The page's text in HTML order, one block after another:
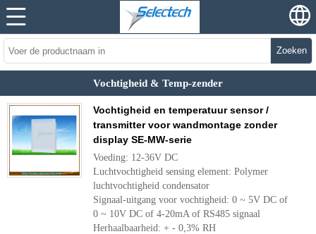
Zoeken
Vochtigheid & Temp-zender
Vochtigheid en temperatuur sensor /
transmitter voor wandmontage zonder
display SE-MW-serie
Voeding: 12-36V DC
Luchtvochtigheid sensing element: Polymer
luchtvochtigheid condensator
Signaal-uitgang voor vochtigheid: 0 ~ 5V DC of
0 ~ 10V DC of 4-20mA of RS485 signaal
Herhaalbaarheid: + - 0,3% RH